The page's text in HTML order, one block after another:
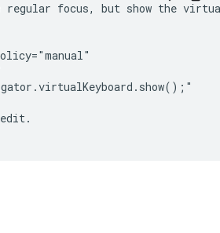
regular focus, but show the